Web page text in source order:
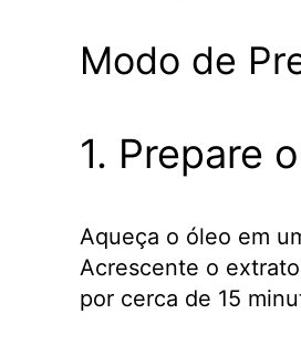
Modo de
1. Prepare
Aqueça o óleo em
Acrescente o
por cerca de 15